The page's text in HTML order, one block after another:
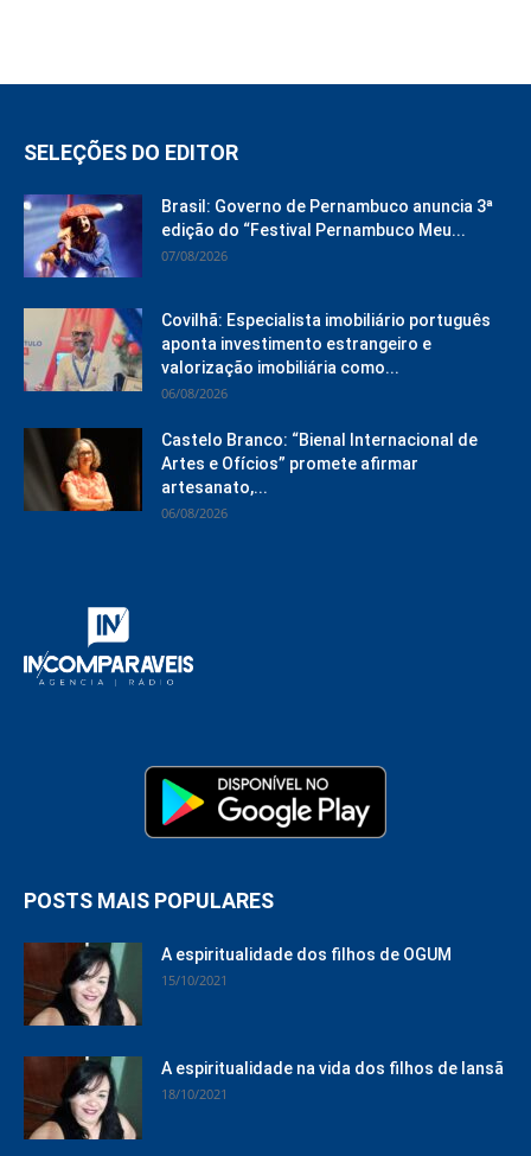
SELEÇÕES DO EDITOR
Brasil: Governo de Pernambuco anuncia 3ª
edição do “Festival Pernambuco Meu...
07/08/2026
Covilhã: Especialista imobiliário português
aponta investimento estrangeiro e
valorização imobiliária como...
06/08/2026
Castelo Branco: “Bienal Internacional de
Artes e Ofícios” promete afirmar
artesanato,...
06/08/2026
POSTS MAIS POPULARES
A espiritualidade dos filhos de OGUM
15/10/2021
A espiritualidade na vida dos filhos de Iansã
18/10/2021